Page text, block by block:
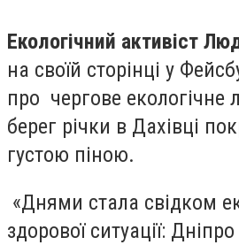
Екологічний активіст
на своїй сторінці у
про чергове екологічне
берег річки в Дахівці
густою піною.
«Днями стала свідком
здорової ситуації: